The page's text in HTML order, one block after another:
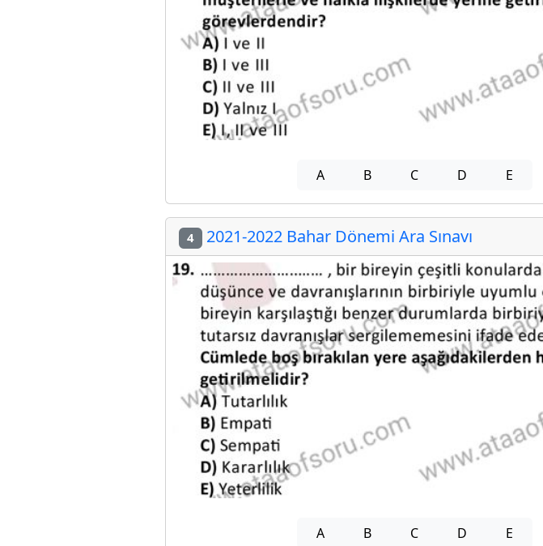
A B C D E
4 2021-2022 Bahar Dönemi Ara Sınavı
A B C D E